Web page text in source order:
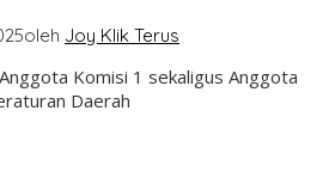
oleh Joy Klik Terus
Komisi 1 sekaligus Anggota
Daerah